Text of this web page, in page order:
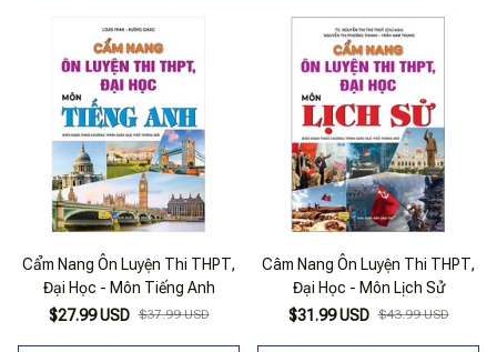
Cẩm Nang Ôn Luyện Thi THPT,
Đại Học - Môn Tiếng Anh
$27.99 USD $37.99 USD
Câm Nang Ôn Luyện Thi THPT,
Đại Học - Môn Lịch Sử
$31.99 USD $43.99 USD